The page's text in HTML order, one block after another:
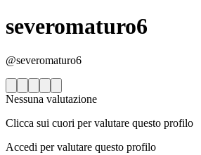
severomaturo6
@severomaturo6
Nessuna valutazione
Clicca sui cuori per valutare questo profilo
Accedi per valutare questo profilo